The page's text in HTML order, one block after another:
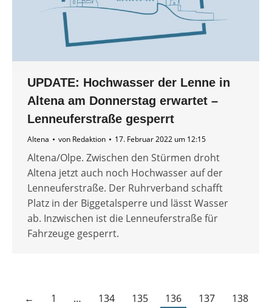
UPDATE: Hochwasser der Lenne in
Altena am Donnerstag erwartet –
Lenneuferstraße gesperrt
Altena von Redaktion 17. Februar 2022 um 12:15
Altena/Olpe. Zwischen den Stürmen droht
Altena jetzt auch noch Hochwasser auf der
Lenneuferstraße. Der Ruhrverband schafft
Platz in der Biggetalsperre und lässt Wasser
ab. Inzwischen ist die Lenneuferstraße für
Fahrzeuge gesperrt.
← 1 … 134 135 136 137 138